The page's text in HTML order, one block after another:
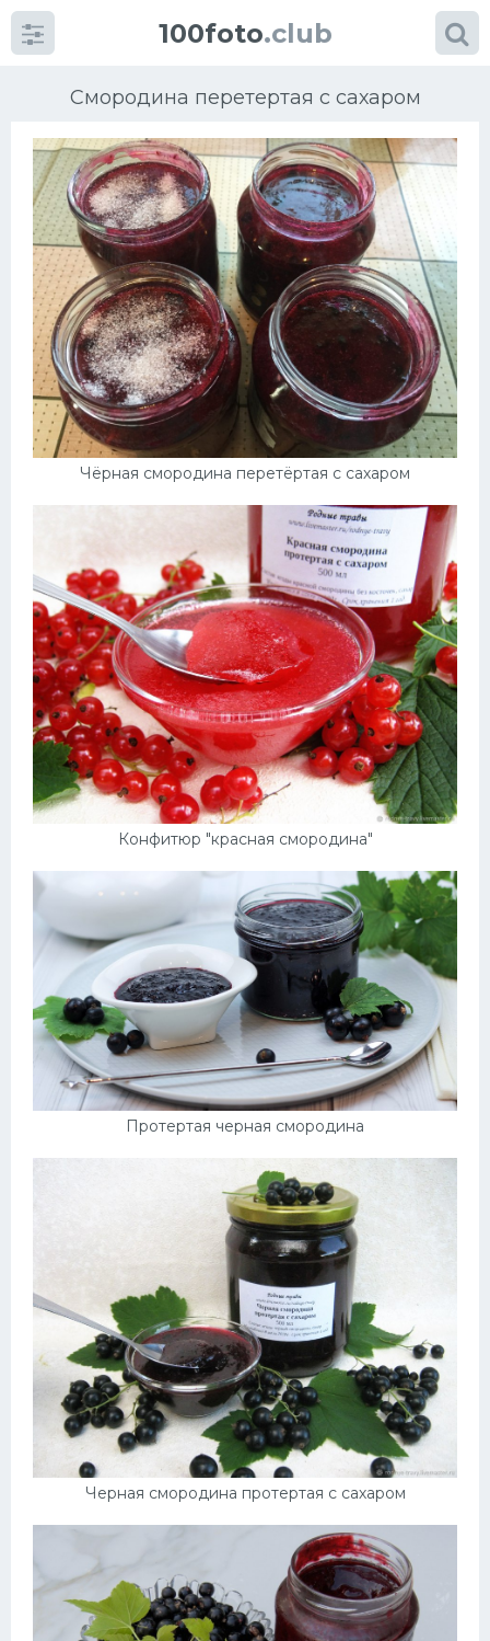
100foto.club
Смородина перетертая с сахаром
Чёрная смородина перетёртая с сахаром
Конфитюр "красная смородина"
Протертая черная смородина
Черная смородина протертая с сахаром
Категориикартинок
Супы
Мясные блюда
Печенье
Салат
Напитки
Дизайн комнаты